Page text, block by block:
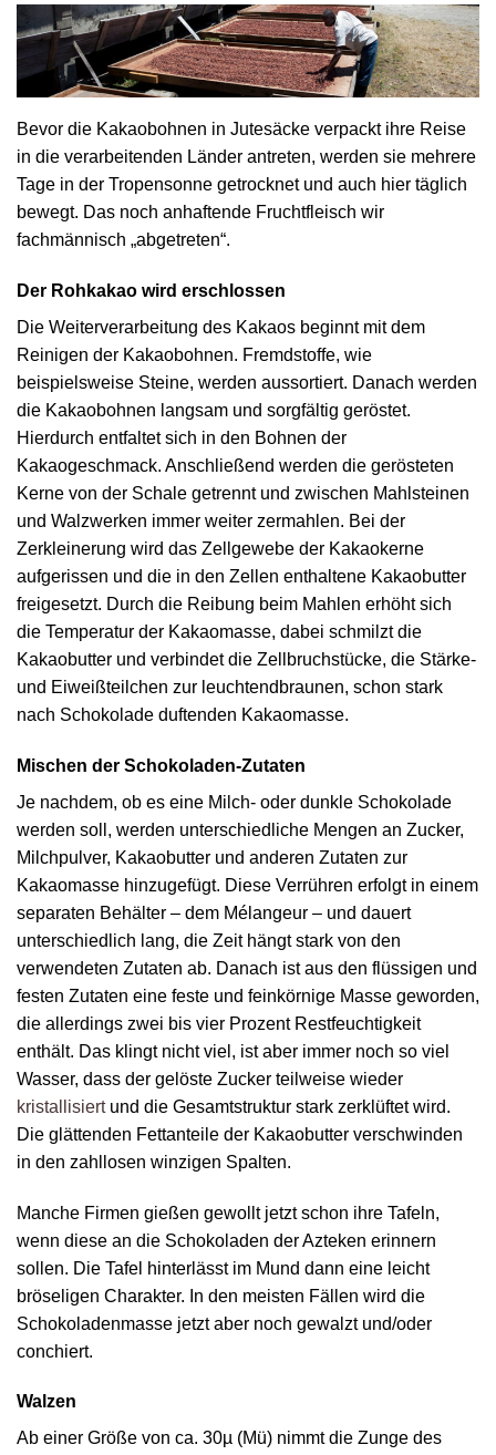
Bevor die Kakaobohnen in Jutesäcke verpackt ihre Reise
in die verarbeitenden Länder antreten, werden sie mehrere
Tage in der Tropensonne getrocknet und auch hier täglich
bewegt. Das noch anhaftende Fruchtfleisch wir
fachmännisch „abgetreten“.
Der Rohkakao wird erschlossen
Die Weiterverarbeitung des Kakaos beginnt mit dem
Reinigen der Kakaobohnen. Fremdstoffe, wie
beispielsweise Steine, werden aussortiert. Danach werden
die Kakaobohnen langsam und sorgfältig geröstet.
Hierdurch entfaltet sich in den Bohnen der
Kakaogeschmack. Anschließend werden die gerösteten
Kerne von der Schale getrennt und zwischen Mahlsteinen
und Walzwerken immer weiter zermahlen. Bei der
Zerkleinerung wird das Zellgewebe der Kakaokerne
aufgerissen und die in den Zellen enthaltene Kakaobutter
freigesetzt. Durch die Reibung beim Mahlen erhöht sich
die Temperatur der Kakaomasse, dabei schmilzt die
Kakaobutter und verbindet die Zellbruchstücke, die Stärke-
und Eiweißteilchen zur leuchtendbraunen, schon stark
nach Schokolade duftenden Kakaomasse.
Mischen der Schokoladen-Zutaten
Je nachdem, ob es eine Milch- oder dunkle Schokolade
werden soll, werden unterschiedliche Mengen an Zucker,
Milchpulver, Kakaobutter und anderen Zutaten zur
Kakaomasse hinzugefügt. Diese Verrühren erfolgt in einem
separaten Behälter – dem Mélangeur – und dauert
unterschiedlich lang, die Zeit hängt stark von den
verwendeten Zutaten ab. Danach ist aus den flüssigen und
festen Zutaten eine feste und feinkörnige Masse geworden,
die allerdings zwei bis vier Prozent Restfeuchtigkeit
enthält. Das klingt nicht viel, ist aber immer noch so viel
Wasser, dass der gelöste Zucker teilweise wieder
kristallisiertund die Gesamtstruktur stark zerklüftet wird.
Die glättenden Fettanteile der Kakaobutter verschwinden
in den zahllosen winzigen Spalten.
Manche Firmen gießen gewollt jetzt schon ihre Tafeln,
wenn diese an die Schokoladen der Azteken erinnern
sollen. Die Tafel hinterlässt im Mund dann eine leicht
bröseligen Charakter. In den meisten Fällen wird die
Schokoladenmasse jetzt aber noch gewalzt und/oder
conchiert.
Walzen
Ab einer Größe von ca. 30µ (Mü) nimmt die Zunge des